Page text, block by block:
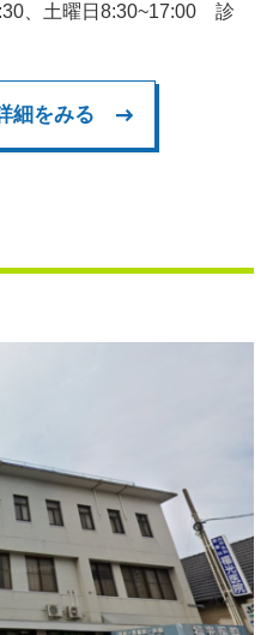
、土曜日8:30~17:00 診
細をみる